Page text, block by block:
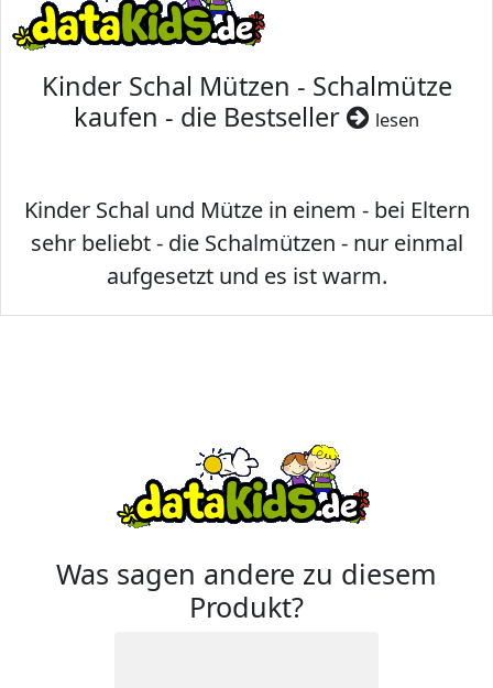
Kinder Schal Mützen - Schalmütze
kaufen - die Bestseller
lesen
Kinder Schal und Mütze in einem - bei Eltern
sehr beliebt - die Schalmützen - nur einmal
aufgesetzt und es ist warm.
Was sagen andere zu diesem
Produkt?